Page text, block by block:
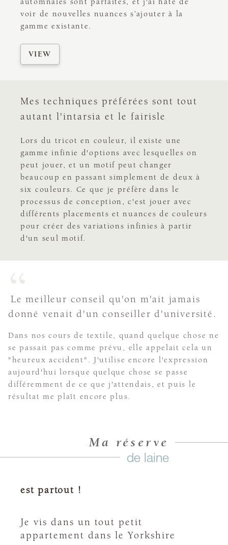
voir de nouvelles nuances s’ajouter à la
gamme existante.
VIEW
Mes techniques préférées sont tout
autant l'intarsia et le fairisle
Lors du tricot en couleur, il existe une
gamme infinie d'options avec lesquelles on
peut jouer, et un motif peut changer
beaucoup en passant simplement de deux à
six couleurs. Ce que je préfère dans le
processus de conception, c'est jouer avec
différents placements et nuances de couleurs
pour créer des variations infinies à partir
d'un seul motif.
Le meilleur conseil qu'on m'ait jamais
donné venait d'un conseiller d'université.
Dans nos cours de textile, quand quelque chose ne
se passait pas comme prévu, elle appelait cela un
"heureux accident". J'utilise encore l'expression
aujourd'hui lorsque quelque chose se passe
différemment de ce que j'attendais, et puis le
résultat me plaît encore plus.
Ma réserve
de laine
est partout !
Je vis dans un tout petit
appartement dans le Yorkshire